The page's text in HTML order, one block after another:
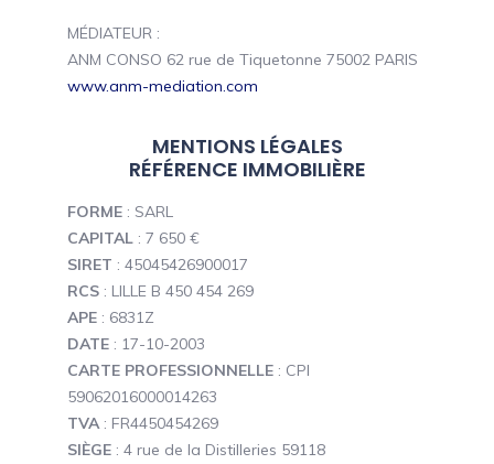
MÉDIATEUR :
ANM CONSO 62 rue de Tiquetonne 75002 PARIS
www.anm-mediation.com
MENTIONS LÉGALES
RÉFÉRENCE IMMOBILIÈRE
FORME : SARL
CAPITAL : 7 650 €
SIRET : 45045426900017
RCS : LILLE B 450 454 269
APE : 6831Z
DATE : 17-10-2003
CARTE PROFESSIONNELLE : CPI
59062016000014263
TVA: FR4450454269
SIÈGE : 4 rue de la Distilleries 59118